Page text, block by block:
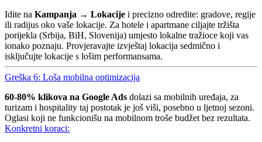
Idite na Kampanja → Lokacije i precizno odredite: gradove, regije
ili radijus oko vaše lokacije. Za hotele i apartmane ciljajte tržišta
porijekla (Srbija, BiH, Slovenija) umjesto lokalne tražioce koji vas
ionako poznaju. Provjeravajte izvještaj lokacija sedmično i
isključujte lokacije s lošim performansama.
Greška 6: Loša mobilna optimizacija
60-80% klikova na Google Ads dolazi sa mobilnih uređaja, za
turizam i hospitality taj postotak je još viši, posebno u ljetnoj sezoni.
Oglasi koji ne funkcionišu na mobilnom troše budžet bez rezultata.
Konkretni koraci: